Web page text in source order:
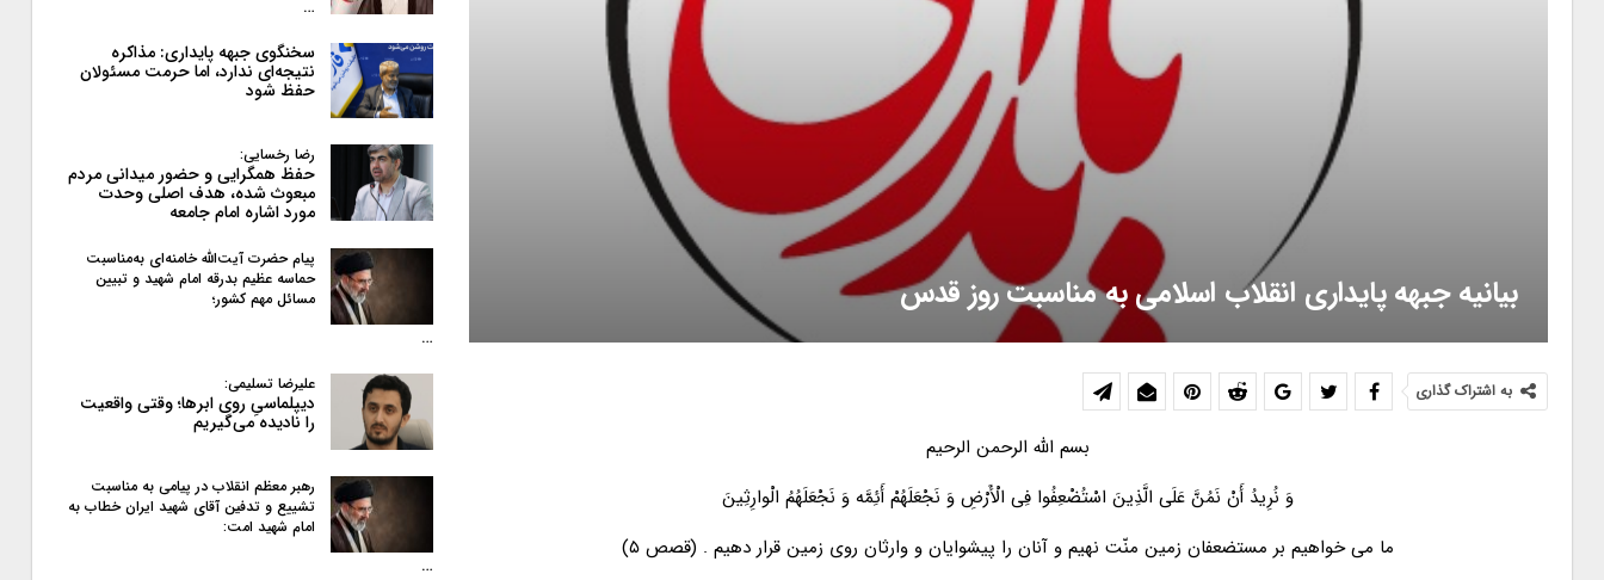
بیانیه جبهه پایداری انقلاب اسلامی به مناسبت روز قدس
به اشتراک گذاری
بسم الله الرحمن الرحیم
وَ نُرِیدُ أَنْ نَمُنَّ عَلَی الَّذِینَ اسْتُضْعِفُوا فِی الْأَرْضِ وَ نَجْعَلَهُمْ أَئِمَّه وَ نَجْعَلَهُمُ الْوارِثِینَ
ما می خواهیم بر مستضعفان زمین منّت نهیم و آنان را پیشوایان و وارثان روی زمین قرار دهیم . (قصص ۵)
…
سخنگوی جبهه پایداری: مذاکره
نتیجه‌ای ندارد، اما حرمت مسئولان
حفظ شود
رضا رخسایی:
حفظ همگرایی و حضور میدانی مردم
مبعوث شده، هدف اصلی وحدت
مورد اشاره امام جامعه
پیام حضرت آیت‌الله خامنه‌ای به‌مناسبت
حماسه عظیم بدرقه امام شهید و تبیین
مسائل مهم کشور؛
…
علیرضا تسلیمی:
دیپلماسیِ روی ابرها؛ وقتی واقعیت
را نادیده می‌گیریم
رهبر معظم انقلاب در پیامی به‌ مناسبت
تشییع و تدفین آقای شهید ایران خطاب به
امام شهید امت:
…